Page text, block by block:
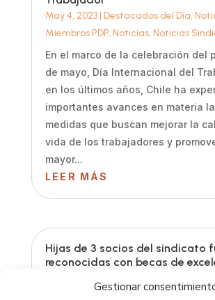
Gestionar
May 4, 2023| Destacados del Día,
Miembros PDP, Noticias, Noticias
En el marco de la celebración del
de mayo, Día Internacional del
en los últimos años, Chile ha
importantes avances en materia
medidas que buscan mejorar la
vida de los trabajadores y
mayor...
LEER MÁS
Hijas de 3 socios del sindicato
reconocidas con becas de